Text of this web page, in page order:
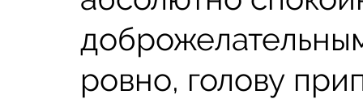
ровно, голову